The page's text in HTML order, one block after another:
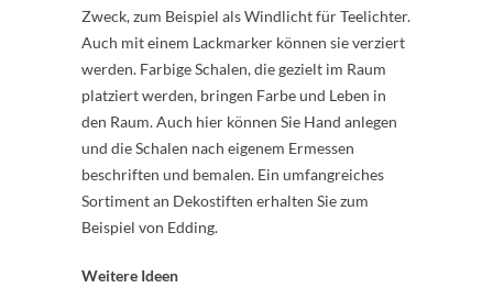
Zweck, zum Beispiel als Windlicht für Teelichter.
Auch mit einem Lackmarker können sie verziert
werden. Farbige Schalen, die gezielt im Raum
platziert werden, bringen Farbe und Leben in
den Raum. Auch hier können Sie Hand anlegen
und die Schalen nach eigenem Ermessen
beschriften und bemalen. Ein umfangreiches
Sortiment an Dekostiften erhalten Sie zum
Beispiel von Edding.
Weitere Ideen